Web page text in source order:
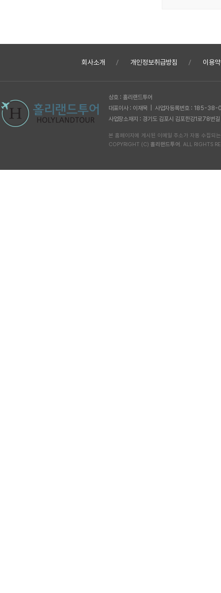
회사소개 개인정보취급방침 이용
상호 : 홀리랜드투어
대표이사 : 이재묵 | 사업자등록번호 : 185-
사업장소재지 : 경기도 김포시 김포한강1
본 홈페이지에 게시된 이메일 주소가 자동 수집되
COPYRIGHT (C) 홀리랜드투어 . ALL RIGHTS